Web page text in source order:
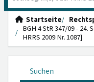
Startseite
BGH 4 StR 347/09 - 24.
HRRS 2009 Nr. 1087]
Suchen